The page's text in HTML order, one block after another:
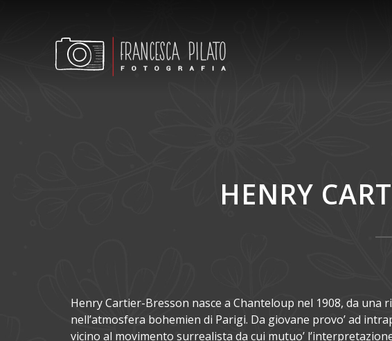
HENRY
Henry Cartier-Bresson nasce a Chanteloup nel 1908, da
nell’atmosfera bohemien di Parigi. Da giovane provo’ ad
vicino al movimento surrealista da cui mutuo’